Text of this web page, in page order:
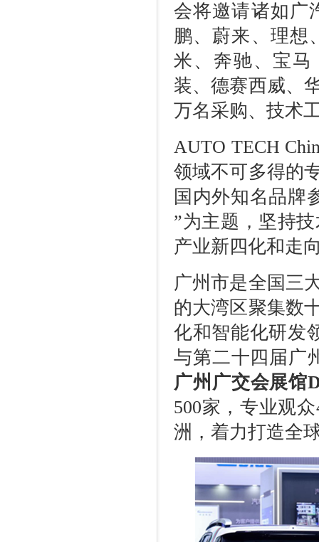
会将邀请诸如广
鹏、蔚来、理想
米、奔驰、宝
装、德赛西威、
万名采购、技术
AUTO TECH
领域不可多得的
国内外知名品牌
”为主题，坚持
产业新四化和走
广州市是全国三
的大湾区聚集数
化和智能化研发
与第二十四届广
广州广交会展馆
500家，专业观众
洲，着力打造全